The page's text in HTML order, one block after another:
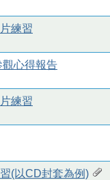
練習
觀心得報告
練習
(以CD封套為例)